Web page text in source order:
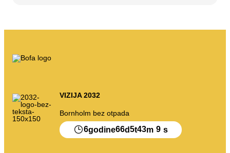
Pražnjenje kalendara itd.
Uputstva za sortiranje
VIZIJA 2032
Bornholm bez otpada
6godine66d5t43m 9 s